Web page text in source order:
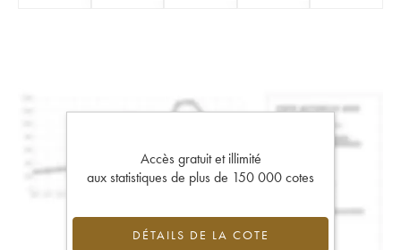
Accès gratuit et illimité
aux statistiques de plus de 150 000 cotes
DÉTAILS DE LA COTE